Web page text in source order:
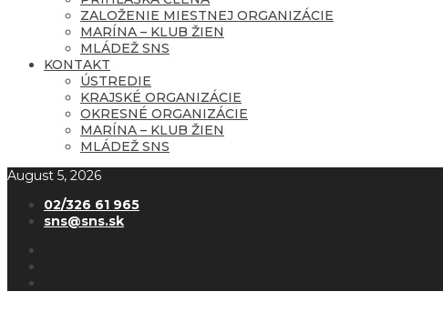
ZALOŽENIE MIESTNEJ ORGANIZÁCIE
MARÍNA – KLUB ŽIEN
MLÁDEŽ SNS
KONTAKT
ÚSTREDIE
KRAJSKÉ ORGANIZÁCIE
OKRESNÉ ORGANIZÁCIE
MARÍNA – KLUB ŽIEN
MLÁDEŽ SNS
August 5, 2026
02/326 61 965
sns@sns.sk